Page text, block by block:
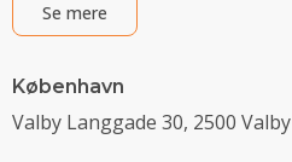
Se mere
København
Valby Langgade 30, 2500 Valby